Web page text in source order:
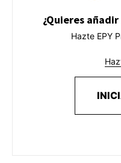
¿Quieres
Hazte EPY